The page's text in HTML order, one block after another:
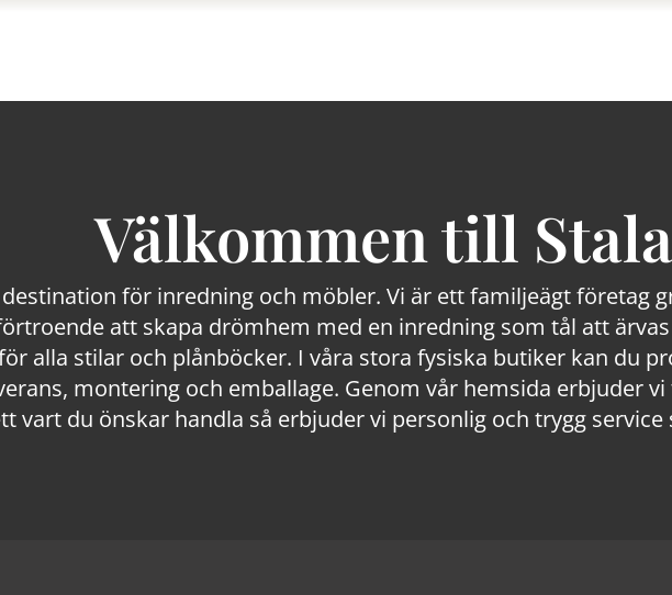
Välkommen till
för inredning och möbler. Vi är ett familjeägt företag
att skapa drömhem med en inredning som tål att
alla stilar och plånböcker. I våra stora fysiska butiker kan du
montering och emballage. Genom vår hemsida erbjuder
vart du önskar handla så erbjuder vi personlig och trygg